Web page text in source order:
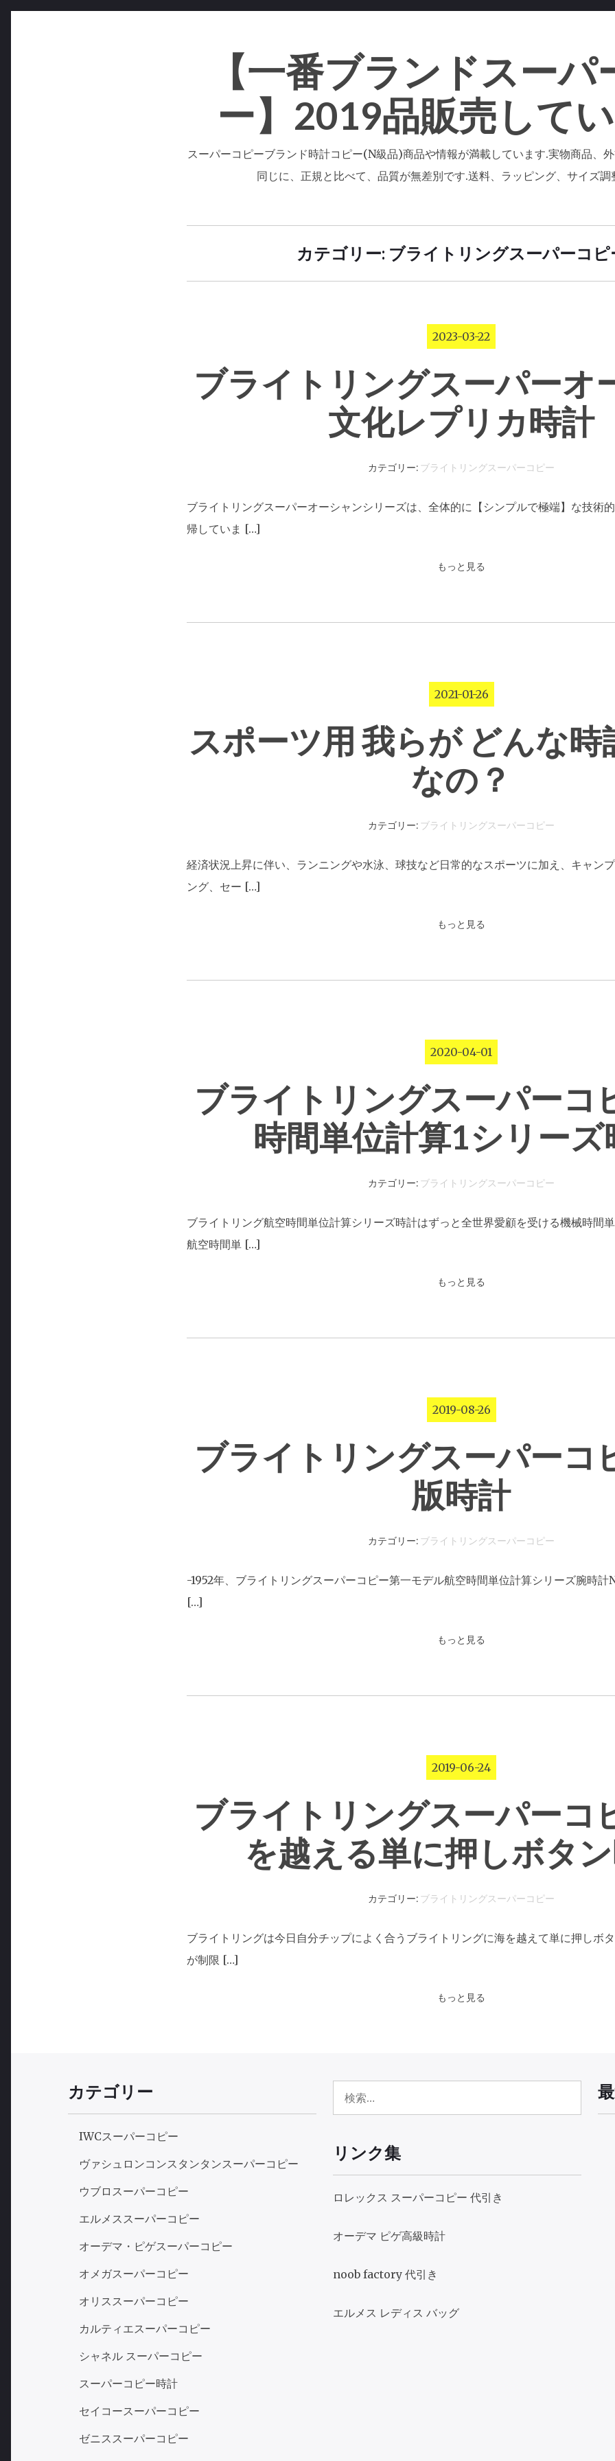
【一番ブランドスーパ
ー】2019品販売して
スーパーコピーブランド時計コピー(N級品)商品や情報が満載しています.実物商品、
同じに、正規と比べて、品質が無差別です.送料、ラッピング、サイズ調
カテゴリー: ブライトリングスーパーコピ
2023-03-22
ブライトリングスーパーオ
文化レプリカ時計
カテゴリー: ブライトリングスーパーコピー
ブライトリングスーパーオーシャンシリーズは、全体的に【シンプルで極端】な技術
帰していま […]
もっと見る
2021-01-26
スポーツ用 我らが どんな時
なの？
カテゴリー: ブライトリングスーパーコピー
経済状況上昇に伴い、ランニングや水泳、球技など日常的なスポーツに加え、キャン
ング、セー […]
もっと見る
2020-04-01
ブライトリングスーパーコ
時間単位計算1シリーズ
カテゴリー: ブライトリングスーパーコピー
ブライトリング航空時間単位計算シリーズ時計はずっと全世界愛顧を受ける機械時間
航空時間単 […]
もっと見る
2019-08-26
ブライトリングスーパーコ
版時計
カテゴリー: ブライトリングスーパーコピー
-1952年、ブライトリングスーパーコピー第一モデル航空時間単位計算シリーズ腕時
[…]
もっと見る
2019-06-24
ブライトリングスーパーコ
を越える単に押しボタ
カテゴリー: ブライトリングスーパーコピー
ブライトリングは今日自分チップによく合うブライトリングに海を越えて単に押しボ
が制限 […]
もっと見る
カテゴリー
IWCスーパーコピー
ヴァシュロンコンスタンタンスーパーコピー
ウブロスーパーコピー
エルメススーパーコピー
オーデマ・ピゲスーパーコピー
オメガスーパーコピー
オリススーパーコピー
カルティエスーパーコピー
シャネル スーパーコピー
スーパーコピー時計
セイコースーパーコピー
ゼニススーパーコピー
索:
リンク集
ロレックス スーパーコピー 代引き
オーデマ ピゲ高級時計
noob factory 代引き
エルメス レディス バッグ